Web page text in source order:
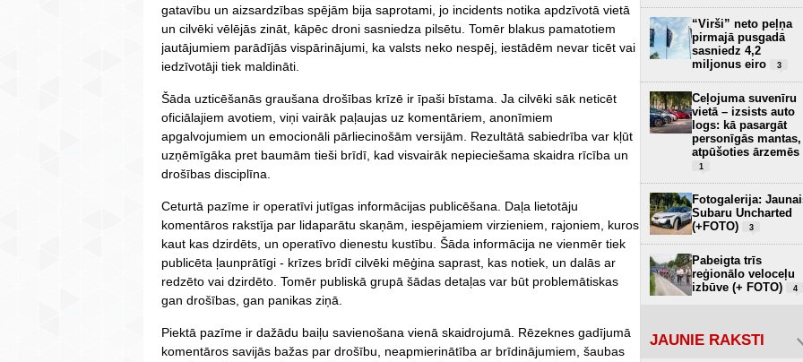
gatavību un aizsardzības spējām bija saprotami, jo incidents notika apdzīvotā vietā
un cilvēki vēlējās zināt, kāpēc droni sasniedza pilsētu. Tomēr blakus pamatotiem
jautājumiem parādījās vispārinājumi, ka valsts neko nespēj, iestādēm nevar ticēt vai
iedzīvotāji tiek maldināti.
Šāda uzticēšanās graušana drošības krīzē ir īpaši bīstama. Ja cilvēki sāk neticēt
oficiālajiem avotiem, viņi vairāk paļaujas uz komentāriem, anonīmiem
apgalvojumiem un emocionāli pārliecinošām versijām. Rezultātā sabiedrība var kļūt
uzņēmīgāka pret baumām tieši brīdī, kad visvairāk nepieciešama skaidra rīcība un
drošības disciplīna.
Ceturtā pazīme ir operatīvi jutīgas informācijas publicēšana. Daļa lietotāju
komentāros rakstīja par lidaparātu skaņām, iespējamiem virzieniem, rajoniem, kuros
kaut kas dzirdēts, un operatīvo dienestu kustību. Šāda informācija ne vienmēr tiek
publicēta ļaunprātīgi - krīzes brīdī cilvēki mēģina saprast, kas notiek, un dalās ar
redzēto vai dzirdēto. Tomēr publiskā grupā šādas detaļas var būt problemātiskas
gan drošības, gan panikas ziņā.
Piektā pazīme ir dažādu baiļu savienošana vienā skaidrojumā. Rēzeknes gadījumā
komentāros savijās bažas par drošību, neapmierinātība ar brīdinājumiem, šaubas
“Virši” neto peļņa
pirmajā pusgadā
sasniedz 4,2
miljonus eiro
3
Ceļojuma suvenīru
vietā – izsists auto
logs: kā pasargāt
personīgās mantas,
atpūšoties ārzemēs
1
Fotogalerija:
Subaru Uncharted
(+FOTO)
3
Pabeigta trīs
reģionālo veloceļu
izbūve (+ FOTO)
4
JAUNIE RAKSTI